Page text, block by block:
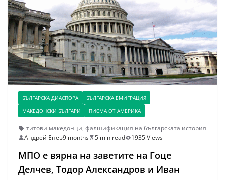
БЪЛГАРСКА ДИАСПОРА
БЪЛГАРСКА ЕМИГРАЦИЯ
МАКЕДОНСКИ БЪЛГАРИ
ПИСМА ОТ АМЕРИКА
титови македонци, фалшификация на българската история
Андрей Енев9 months 5 min read 1935 Views
МПО е вярна на заветите на Гоце
Делчев, Тодор Александров и Иван